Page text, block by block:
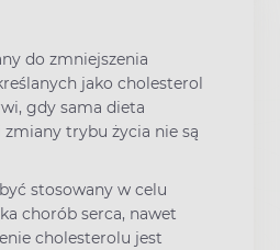
do zmniejszenia
jako cholesterol
gdy sama dieta
zmiany trybu życia nie są
stosowany w celu
chorób serca, nawet
cholesterolu jest